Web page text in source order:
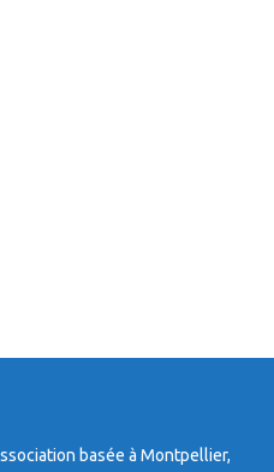
basée à Montpellier,